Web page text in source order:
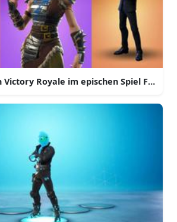
Victory Royale im epischen Spiel